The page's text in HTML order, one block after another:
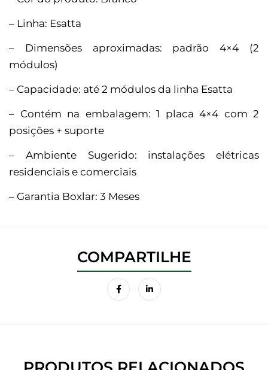
– Linha: Esatta
– Dimensões aproximadas: padrão 4×4 (2
módulos)
– Capacidade: até 2 módulos da linha Esatta
– Contém na embalagem: 1 placa 4×4 com 2
posições + suporte
– Ambiente Sugerido: instalações elétricas
residenciais e comerciais
– Garantia Boxlar: 3 Meses